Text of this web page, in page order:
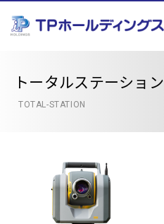
トータルステーション
TOTAL-STATION